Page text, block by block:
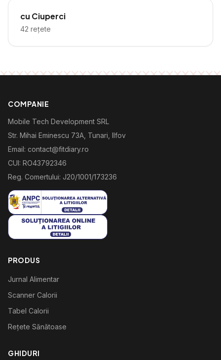
cu Ciuperci
42 rețete
COMPANIE
Mobile Tech Development SRL
Str. Mihai Eminescu 73A, Tunari, Ilfov
Email: contact@fitdiary.ro
CUI: RO43792346
Reg. Comertului: J20/1001/173236
PRODUS
Jurnal Alimentar
Scanner Calorii
Tabel Calorii
Rețete Sănătoase
GHIDURI